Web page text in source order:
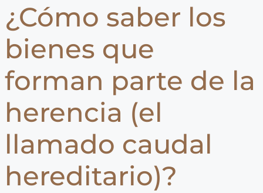
¿Cómo saber los
bienes que
forman parte de la
herencia (el
llamado caudal
hereditario)?